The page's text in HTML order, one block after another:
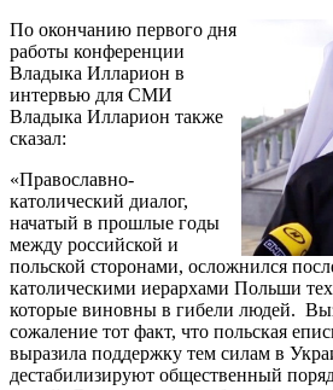
По окончанию первого дня
работы конференции
Владыка Илларион в
интервью для СМИ
Владыка Илларион также
сказал:
«Православно-
католический диалог,
начатый в прошлые годы
между российской и
польской сторонами, осложнился
католическими иерархами Польши
которые виновны в гибели людей.
сожаление тот факт, что польская
выразила поддержку тем силам в
дестабилизируют общественный